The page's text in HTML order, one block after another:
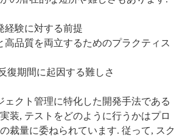
経験に対する前提
高品質を両立するためのプラクティス
復期間に起因する難しさ
ェクト管理に特化した開発手法である
装, テストをどのように行うかはプロ
裁量に委ねられています. 従って, スク